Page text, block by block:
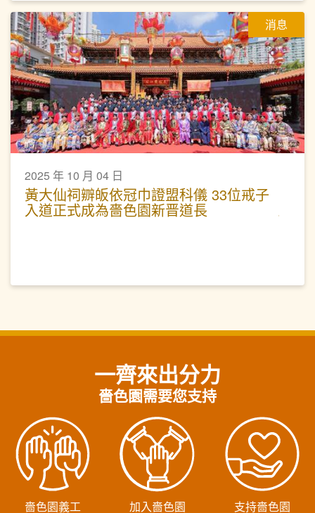
消息
2025 年 10 月 04 日
黃大仙祠辧皈依冠巾證盟科儀 33位戒子
入道正式成為嗇色園新晋道長
一齊來出分力
嗇色園需要您支持
嗇色園義工 加入嗇色園 支持嗇色園